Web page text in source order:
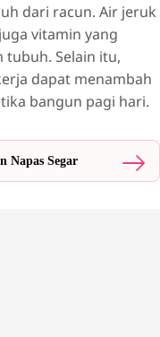
dari racun. Air jeruk
vitamin yang
Selain itu,
dapat menambah
bangun pagi hari.
Napas Segar